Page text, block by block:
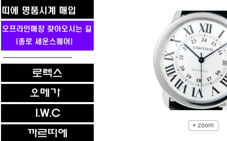
----------------------------------